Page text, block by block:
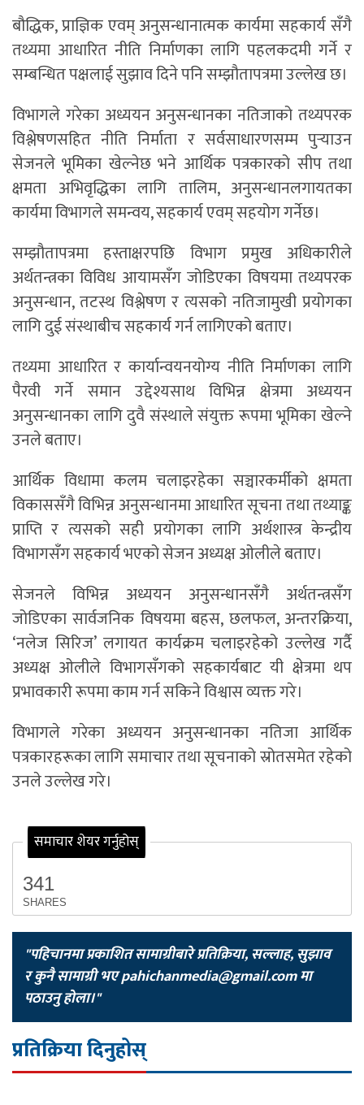
बौद्धिक, प्राज्ञिक एवम् अनुसन्धानात्मक कार्यमा सहकार्य सँगै
तथ्यमा आधारित नीति निर्माणका लागि पहलकदमी गर्ने र
सम्बन्धित पक्षलाई सुझाव दिने पनि सम्झौतापत्रमा उल्लेख छ।
विभागले गरेका अध्ययन अनुसन्धानका नतिजाको तथ्यपरक
विश्लेषणसहित नीति निर्माता र सर्वसाधारणसम्म पुर्‍याउन
सेजनले भूमिका खेल्नेछ भने आर्थिक पत्रकारको सीप तथा
क्षमता अभिवृद्धिका लागि तालिम, अनुसन्धानलगायतका
कार्यमा विभागले समन्वय, सहकार्य एवम् सहयोग गर्नेछ।
सम्झौतापत्रमा हस्ताक्षरपछि विभाग प्रमुख अधिकारीले
अर्थतन्त्रका विविध आयामसँग जोडिएका विषयमा तथ्यपरक
अनुसन्धान, तटस्थ विश्लेषण र त्यसको नतिजामुखी प्रयोगका
लागि दुई संस्थाबीच सहकार्य गर्न लागिएको बताए।
तथ्यमा आधारित र कार्यान्वयनयोग्य नीति निर्माणका लागि
पैरवी गर्ने समान उद्देश्यसाथ विभिन्न क्षेत्रमा अध्ययन
अनुसन्धानका लागि दुवै संस्थाले संयुक्त रूपमा भूमिका खेल्ने
उनले बताए।
आर्थिक विधामा कलम चलाइरहेका सञ्चारकर्मीको क्षमता
विकाससँगै विभिन्न अनुसन्धानमा आधारित सूचना तथा तथ्याङ्क
प्राप्ति र त्यसको सही प्रयोगका लागि अर्थशास्त्र केन्द्रीय
विभागसँग सहकार्य भएको सेजन अध्यक्ष ओलीले बताए।
सेजनले विभिन्न अध्ययन अनुसन्धानसँगै अर्थतन्त्रसँग
जोडिएका सार्वजनिक विषयमा बहस, छलफल, अन्तरक्रिया,
‘नलेज सिरिज’ लगायत कार्यक्रम चलाइरहेको उल्लेख गर्दै
अध्यक्ष ओलीले विभागसँगको सहकार्यबाट यी क्षेत्रमा थप
प्रभावकारी रूपमा काम गर्न सकिने विश्वास व्यक्त गरे।
विभागले गरेका अध्ययन अनुसन्धानका नतिजा आर्थिक
पत्रकारहरूका लागि समाचार तथा सूचनाको स्रोतसमेत रहेको
उनले उल्लेख गरे।
समाचार शेयर गर्नुहोस्
341
SHARES
"पहिचानमा प्रकाशित सामाग्रीबारे प्रतिक्रिया, सल्लाह, सुझाव
र कुनै सामाग्री भएpahichanmedia@gmail.comमा
पठाउनु होला।"
प्रतिक्रिया दिनुहोस्